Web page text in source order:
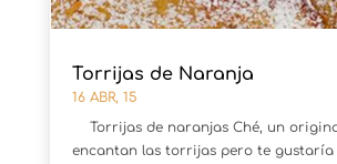
Torrijas de Naranja
16 ABR, 15
Torrijas de naranjas Ché, un
encantan las torrijas pero te gustaría